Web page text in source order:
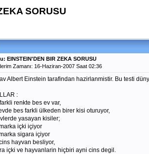
SORUSU
EINSTEIN'DEN BIR ZEKA SORUSU
Zamanı: 16-Haziran-2007 Saat 02:36
Albert Einstein tarafindan hazirlanmistir. Bu testi
:
renkte bes ev var,
bes farkli ülkeden birer kisi oturuyor,
yasayan kisiler;
içki içiyor
sigara içiyor
hayvan besliyor,
içki ve hayvanlarin hiçbiri ayni cins degil.